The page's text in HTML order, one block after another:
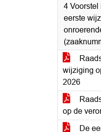
4 Voorstel
eerste
wijziging
2026
op de
De